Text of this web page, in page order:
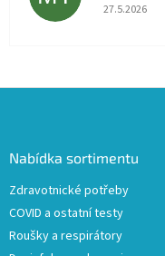
Hodnocení
27.5.2026
Nabídka sortimentu
Zdravotnické potřeby
COVID a ostatní testy
Roušky a respirátory